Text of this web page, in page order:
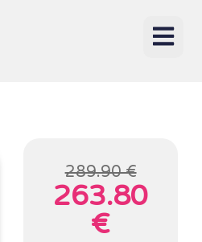
289.90 €
263.80
€